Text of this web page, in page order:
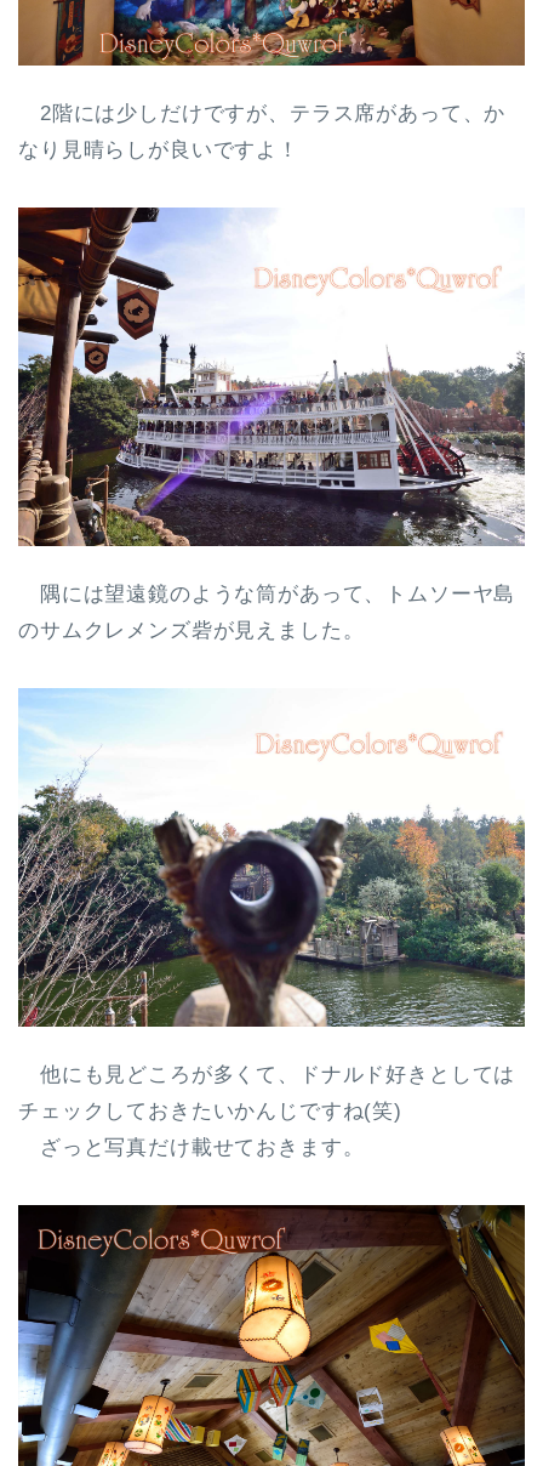
2階には少しだけですが、テラス席があって、か
なり見晴らしが良いですよ！
隅には望遠鏡のような筒があって、トムソーヤ島
のサムクレメンズ砦が見えました。
他にも見どころが多くて、ドナルド好きとしては
チェックしておきたいかんじですね(笑)
ざっと写真だけ載せておきます。